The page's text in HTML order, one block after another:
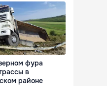
фура
в
районе